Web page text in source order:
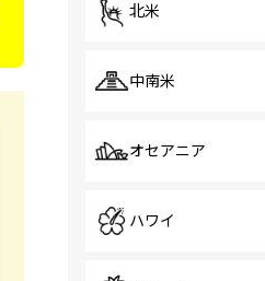
北米
中南米
オセアニア
ハワイ